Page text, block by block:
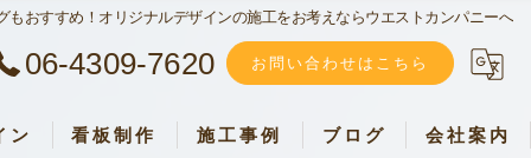
おすすめ！オリジナルデザインの施工をお考えならウエストカンパニーへ
06-4309-7620 お問い合わせはこちら
ン 看板制作 施工事例 ブログ 会社案内